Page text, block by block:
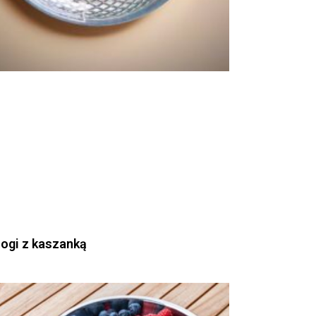
z kaszanką